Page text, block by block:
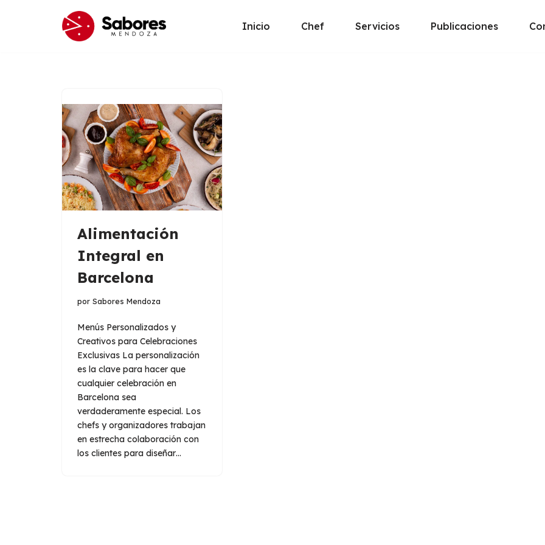
Inicio Chef Servicios Publicaciones
Alimentación
Integral en
Barcelona
por Sabores Mendoza
Menús Personalizados y
Creativos para Celebraciones
Exclusivas La personalización
es la clave para hacer que
cualquier celebración en
Barcelona sea
verdaderamente especial. Los
chefs y organizadores trabajan
en estrecha colaboración con
los clientes para diseñar…